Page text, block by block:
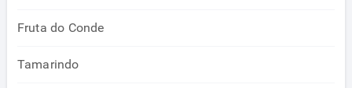
Fruta do Conde
Tamarindo